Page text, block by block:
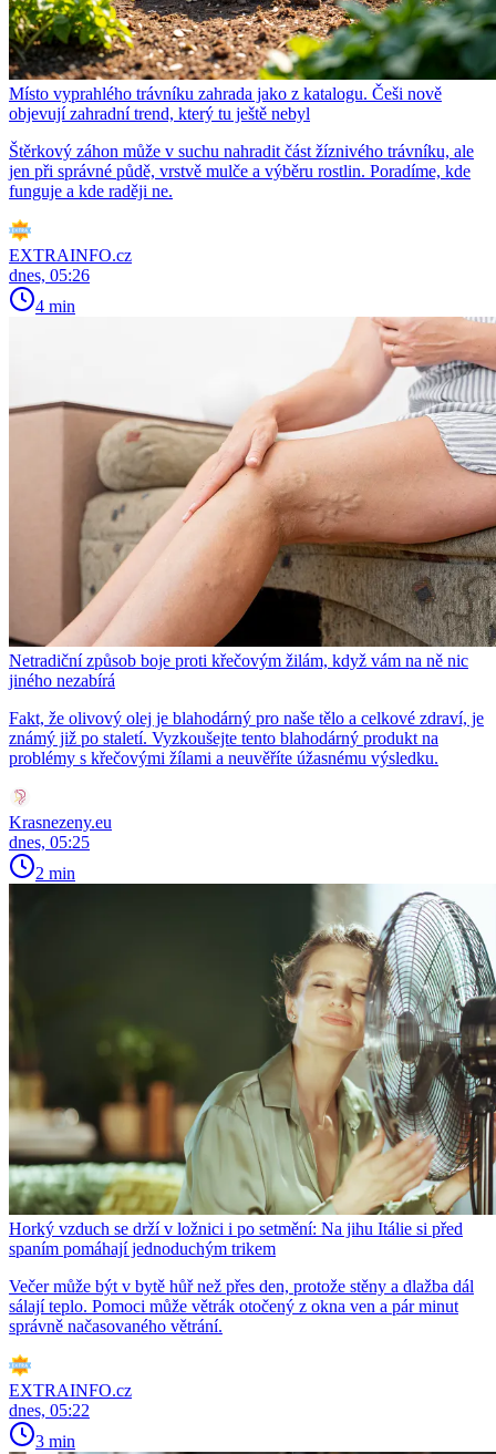
Místo vyprahlého trávníku zahrada jako z katalogu. Češi nově
objevují zahradní trend, který tu ještě nebyl
Štěrkový záhon může v suchu nahradit část žíznivého trávníku, ale
jen při správné půdě, vrstvě mulče a výběru rostlin. Poradíme, kde
funguje a kde raději ne.
EXTRAINFO.cz
dnes, 05:26
4 min
Netradiční způsob boje proti křečovým žilám, když vám na ně nic
jiného nezabírá
Fakt, že olivový olej je blahodárný pro naše tělo a celkové zdraví, je
známý již po staletí. Vyzkoušejte tento blahodárný produkt na
problémy s křečovými žílami a neuvěříte úžasnému výsledku.
Krasnezeny.eu
dnes, 05:25
2 min
Horký vzduch se drží v ložnici i po setmění: Na jihu Itálie si před
spaním pomáhají jednoduchým trikem
Večer může být v bytě hůř než přes den, protože stěny a dlažba dál
sálají teplo. Pomoci může větrák otočený z okna ven a pár minut
správně načasovaného větrání.
EXTRAINFO.cz
dnes, 05:22
3 min